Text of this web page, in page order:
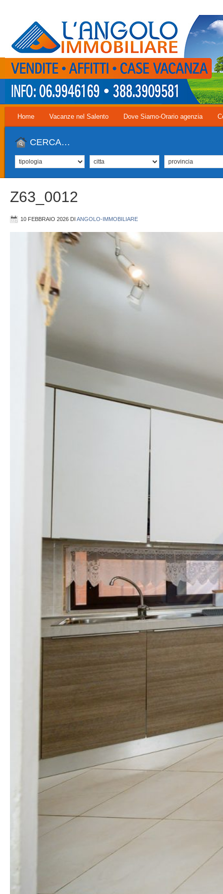
Home Vacanze nel Salento Dove Siamo-Orario agenzia
CERCA…
Z63_0012
10 FEBBRAIO 2026 DI ANGOLO-IMMOBILIARE